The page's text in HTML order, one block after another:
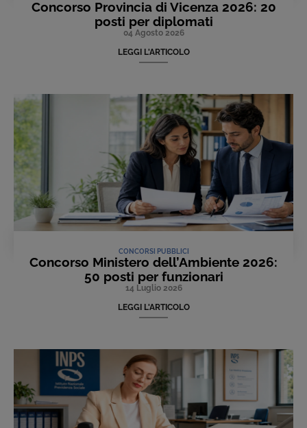
Concorso Provincia di Vicenza 2026: 20
posti per diplomati
04 Agosto 2026
LEGGI L'ARTICOLO
CONCORSI PUBBLICI
Concorso Ministero dell’Ambiente 2026:
50 posti per funzionari
14 Luglio 2026
LEGGI L'ARTICOLO